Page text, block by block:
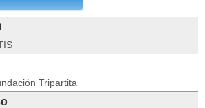
Tripartita